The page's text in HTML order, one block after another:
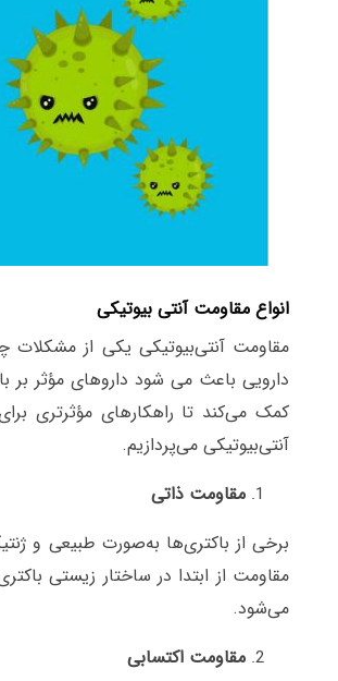
انواع مقاومت آنتی بیوتیکی
مقاومت آنتی‌بیوتیکی یکی از
دارویی باعث می شود داروهای مؤثر بر
کمک می‌کند تا راهکارهای مؤثرتری
آنتی‌بیوتیکی می‌پردازیم.
مقاومت ذاتی
برخی از باکتری‌ها به‌صورت طبیعی و
مقاومت از ابتدا در ساختار زیستی
می‌شود.
مقاومت اکتسابی